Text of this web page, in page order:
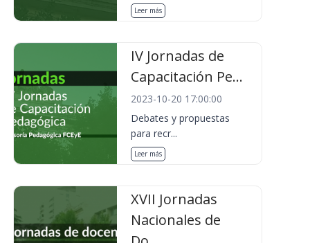
Leer más
IV Jornadas de
Capacitación Pe...
2023-10-20 17:00:00
Debates y propuestas
para recr...
Leer más
XVII Jornadas
Nacionales de